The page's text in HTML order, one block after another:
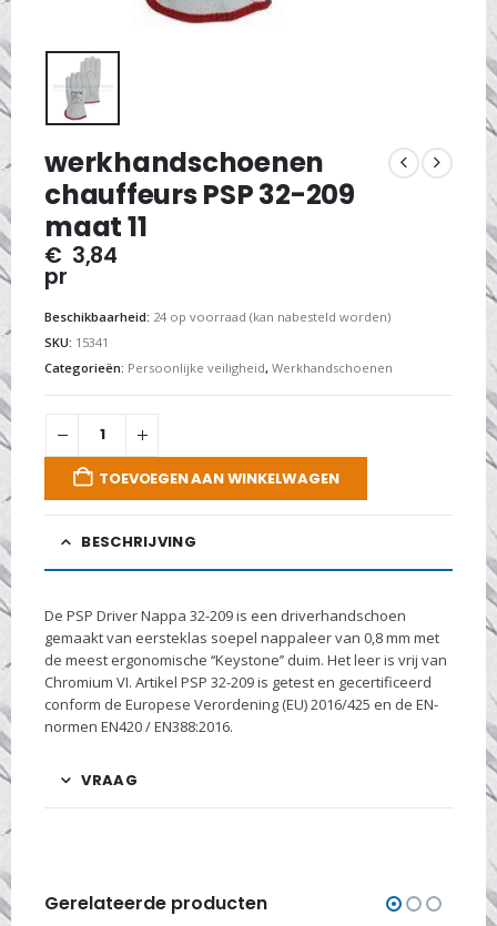
werkhandschoenen
chauffeurs PSP 32-209
maat 11
€ 3,84
pr
Beschikbaarheid: 24 op voorraad (kan nabesteld worden)
SKU: 15341
Categorieën: Persoonlijke veiligheid, Werkhandschoenen
TOEVOEGEN AAN WINKELWAGEN
BESCHRIJVING
De PSP Driver Nappa 32-209 is een driverhandschoen
gemaakt van eersteklas soepel nappaleer van 0,8 mm met
de meest ergonomische ‘‘Keystone’’ duim. Het leer is vrij van
Chromium VI. Artikel PSP 32-209 is getest en gecertificeerd
conform de Europese Verordening (EU) 2016/425 en de EN-
normen EN420 / EN388:2016.
VRAAG
Gerelateerde producten